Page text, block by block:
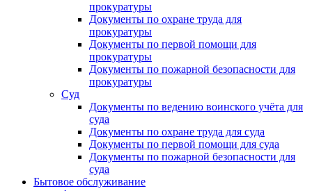
прокуратуры
Документы по охране труда для
прокуратуры
Документы по первой помощи для
прокуратуры
Документы по пожарной безопасности для
прокуратуры
Суд
Документы по ведению воинского учёта для
суда
Документы по охране труда для суда
Документы по первой помощи для суда
Документы по пожарной безопасности для
суда
Бытовое обслуживание